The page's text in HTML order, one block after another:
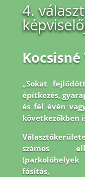
4.
„Sokat
építkezés,
és fél évén
következőkben
számos
(parkolóhelyek
fásítás,